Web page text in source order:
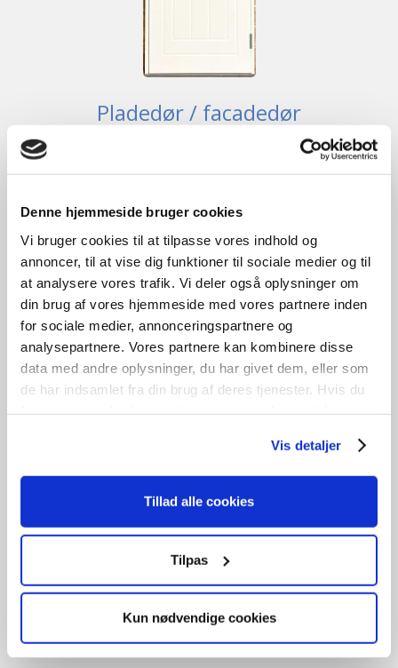
Denne hjemmeside bruger cookies
Vi bruger cookies til at tilpasse vores indhold og
annoncer, til at vise dig funktioner til sociale medier og til
at analysere vores trafik. Vi deler også oplysninger om
din brug af vores hjemmeside med vores partnere inden
for sociale medier, annonceringspartnere og
analysepartnere. Vores partnere kan kombinere disse
data med andre oplysninger, du har givet dem, eller som
de har indsamlet fra din brug af deres tjenester. Hvis du
Vis detaljer
Tillad alle cookies
Tilpas
Kun nødvendige cookies
Pladedør / facadedør
3 lags energiglas
Facadedør – venstre udadgående.
kr.5.800,00